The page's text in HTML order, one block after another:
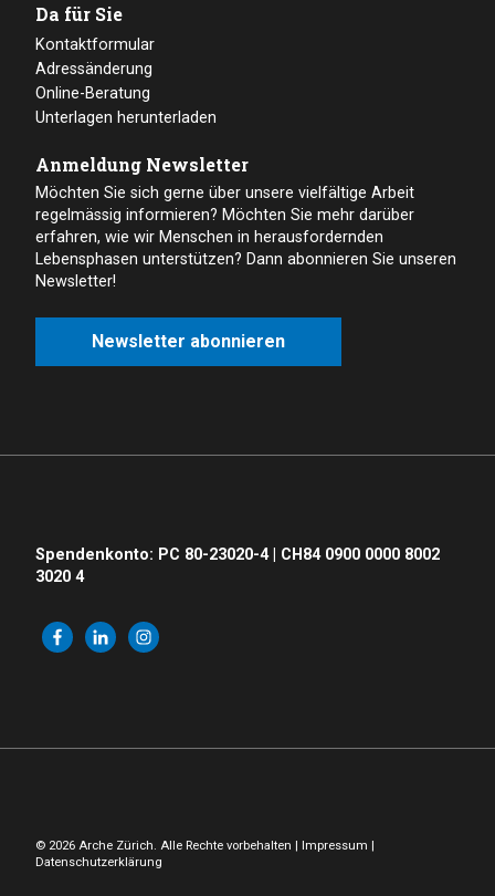
Da für Sie
Kontaktformular
Adressänderung
Online-Beratung
Unterlagen herunterladen
Anmeldung Newsletter
Möchten Sie sich gerne über unsere vielfältige Arbeit
regelmässig informieren? Möchten Sie mehr darüber
erfahren, wie wir Menschen in herausfordernden
Lebensphasen unterstützen? Dann abonnieren Sie unseren
Newsletter!
Newsletter abonnieren
Spendenkonto: PC 80-23020-4 | CH84 0900 0000 8002
3020 4
© 2026 Arche Zürich. Alle Rechte vorbehalten | Impressum |
Datenschutzerklärung